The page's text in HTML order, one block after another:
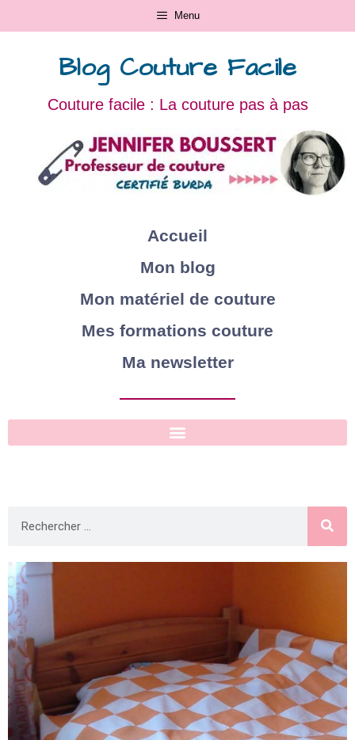
Menu
Blog Couture Facile
Couture facile : La couture pas à pas
Accueil
Mon blog
Mon matériel de couture
Mes formations couture
Ma newsletter